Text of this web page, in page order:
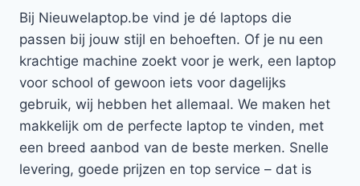
Bij Nieuwelaptop.be vind je dé laptops die
passen bij jouw stijl en behoeften. Of je nu een
krachtige machine zoekt voor je werk, een laptop
voor school of gewoon iets voor dagelijks
gebruik, wij hebben het allemaal. We maken het
makkelijk om de perfecte laptop te vinden, met
een breed aanbod van de beste merken. Snelle
levering, goede prijzen en top service – dat is